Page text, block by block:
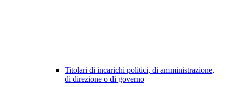
Titolari di incarichi politici, di amministrazione,
di direzione o di governo